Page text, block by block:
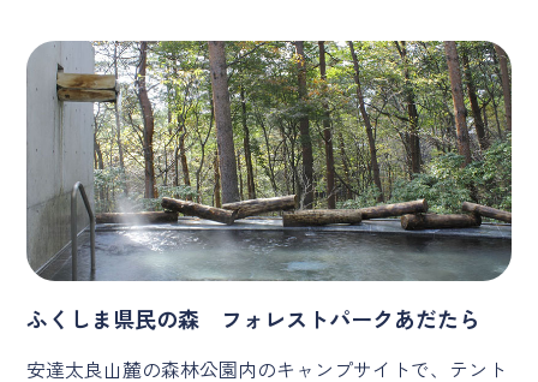
ふくしま県民の森 フォレストパークあだたら
安達太良山麓の森林公園内のキャンプサイトで、テント